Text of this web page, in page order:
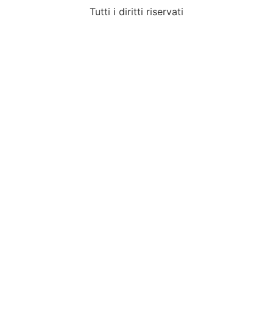
Tutti i diritti riservati